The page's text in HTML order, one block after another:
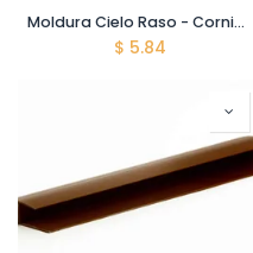
Moldura Cielo Raso - Cornisa - Top Corner - Chocolate - 5900mm
$ 5.84